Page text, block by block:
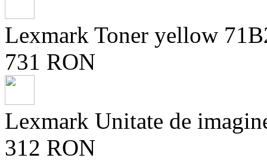
Lexmark Toner yellow
731 RON
Lexmark Unitate de
312 RON